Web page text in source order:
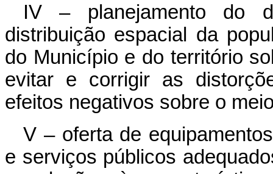
IV – planejamento do
distribuição espacial da
do Município e do território
evitar e corrigir as
efeitos negativos sobre o
V – oferta de
e serviços públicos